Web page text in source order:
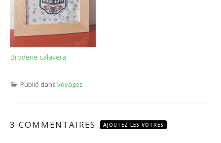
Broderie calavera
Publié dans voyages
3 COMMENTAIRES AJOUTEZ LES VOTRES